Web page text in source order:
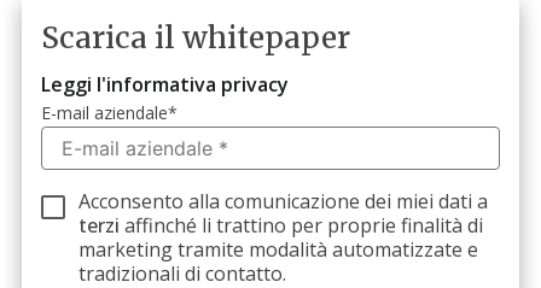
Scarica il whitepaper
Leggi l'informativa privacy
E-mail aziendale*
Acconsento alla comunicazione dei miei dati a
terzi affinché li trattino per proprie finalità di
marketing tramite modalità automatizzate e
tradizionali di contatto.